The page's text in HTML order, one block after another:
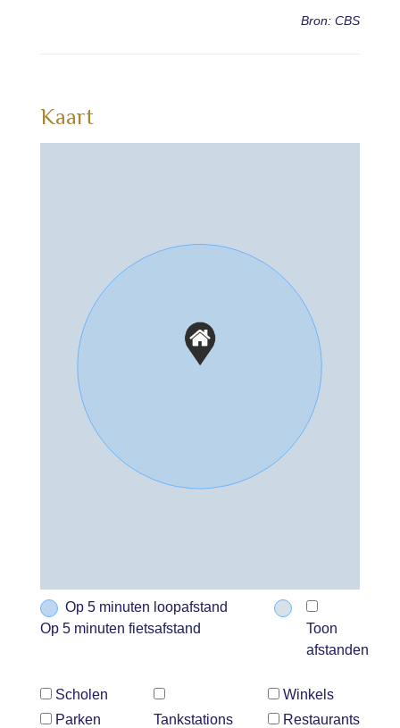
Bron: CBS
Kaart
Op 5 minuten loopafstand
Op 5 minuten fietsafstand
Toon
afstanden
Scholen
Parken
Tankstations
Winkels
Restaurants